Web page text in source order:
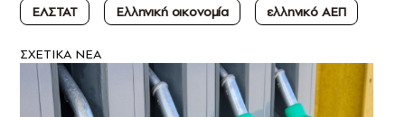
ΕΛΣΤΑΤ
Ελληνική οικονομία ελληνικό ΑΕΠ
ΣXETIKA NEA